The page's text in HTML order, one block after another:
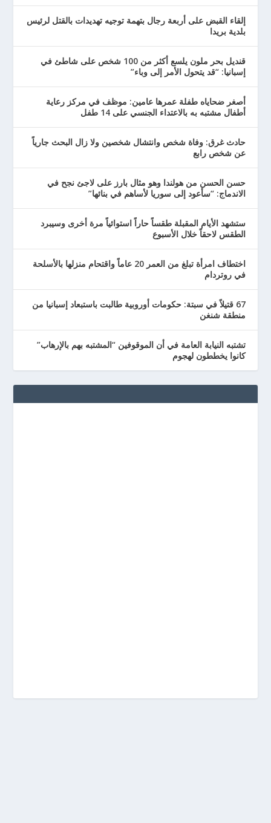
إلقاء القبض على أربعة رجال بتهمة توجيه تهديدات بالقتل لرئيس
بلدية بريدا
قنديل بحر ملون يلسع أكثر من 100 شخص على شاطئ في
إسبانيا: “قد يتحول الأمر إلى وباء”
أصغر ضحاياه طفلة عمرها عامين: موظف في مركز رعاية
أطفال مشتبه به بالاعتداء الجنسي على 14 طفل
حادث غرق: وفاة شخص وانتشال شخصين ولا زال البحث جارياً
عن شخص رابع
حسن الحسن من هولندا وهو مثال بارز على لاجئ نجح في
الاندماج: “سأعود إلى سوريا لأساهم في بنائها”
ستشهد الأيام المقبلة طقساً حاراً استوائياً مرة أخرى وسيبرد
الطقس لاحقاً خلال الأسبوع
اختطاف امرأة تبلغ من العمر 20 عاماً واقتحام منزلها بالأسلحة
في روتردام
67 قتيلاً في سبتة: حكومات أوروبية طالبت باستبعاد إسبانيا من
منطقة شنغن
تشتبه النيابة العامة في أن الموقوفين “المشتبه بهم بالإرهاب”
كانوا يخططون لهجوم